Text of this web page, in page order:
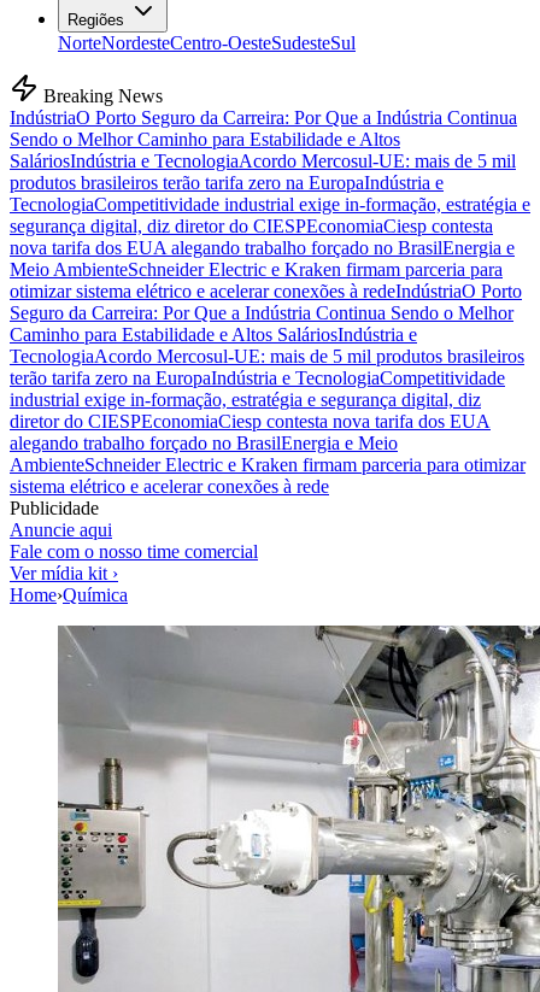
Regiões
NorteNordesteCentro-OesteSudesteSul
Breaking News
IndústriaO Porto Seguro da Carreira: Por Que a Indústria Continua
Sendo o Melhor Caminho para Estabilidade e Altos
SaláriosIndústria e TecnologiaAcordo Mercosul-UE: mais de 5 mil
produtos brasileiros terão tarifa zero na EuropaIndústria e
TecnologiaCompetitividade industrial exige in-formação, estratégia e
segurança digital, diz diretor do CIESPEconomiaCiesp contesta
nova tarifa dos EUA alegando trabalho forçado no BrasilEnergia e
Meio AmbienteSchneider Electric e Kraken firmam parceria para
otimizar sistema elétrico e acelerar conexões à redeIndústriaO Porto
Seguro da Carreira: Por Que a Indústria Continua Sendo o Melhor
Caminho para Estabilidade e Altos SaláriosIndústria e
TecnologiaAcordo Mercosul-UE: mais de 5 mil produtos brasileiros
terão tarifa zero na EuropaIndústria e TecnologiaCompetitividade
industrial exige in-formação, estratégia e segurança digital, diz
diretor do CIESPEconomiaCiesp contesta nova tarifa dos EUA
alegando trabalho forçado no BrasilEnergia e Meio
AmbienteSchneider Electric e Kraken firmam parceria para otimizar
sistema elétrico e acelerar conexões à rede
Publicidade
Anuncie aqui
Fale com o nosso time comercial
Ver mídia kit ›
Home›Química